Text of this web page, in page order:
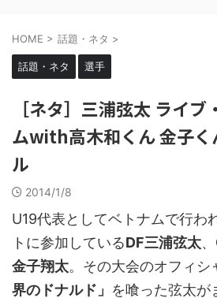
HOME > 話題・ネタ >
話題・ネタ 選手
［ネタ］三浦弦太 ライ
ムwith高木和くん 金子く
ル
2014/1/8
U19代表としてベトナムで行わ
トに参加しているDF三浦弦太、
金子翔太。その大会のオフィシ
界のドナルド」 を喰った弦太が